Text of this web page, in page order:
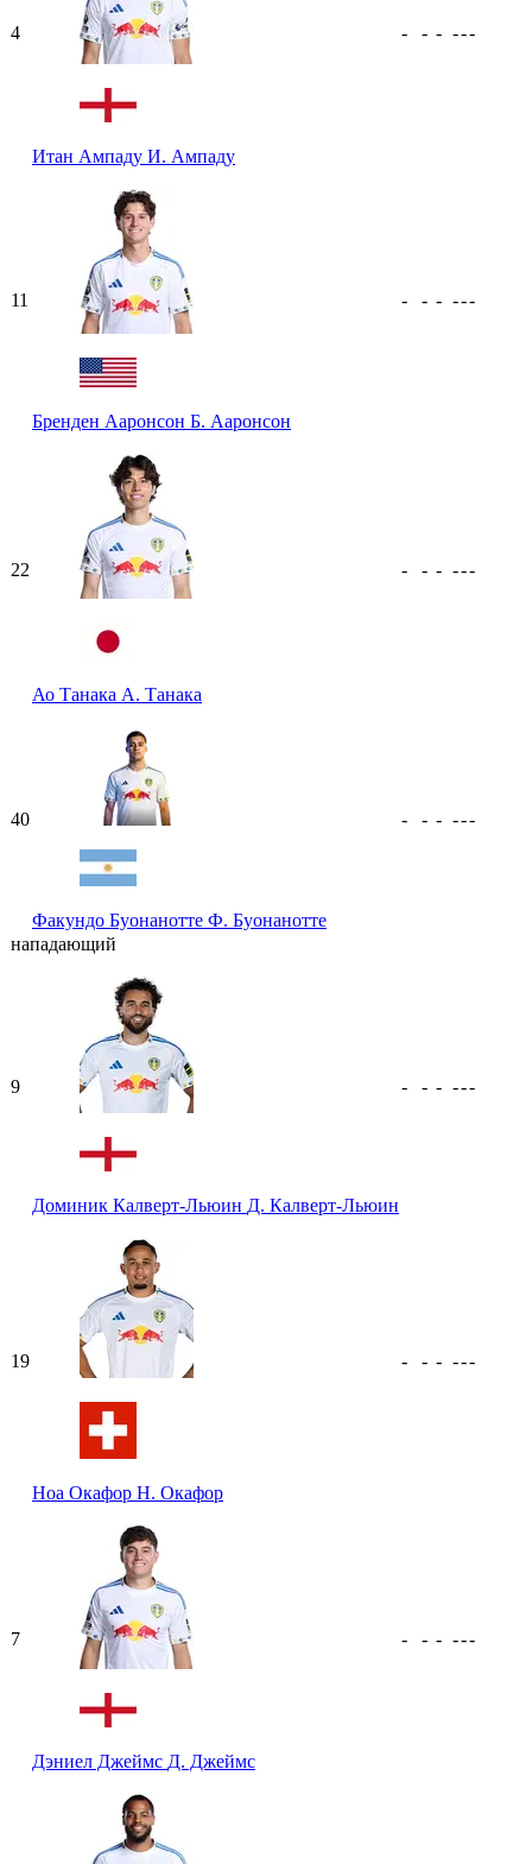
4
Итан Ампаду И. Ампаду
- - - ---
11
Бренден Ааронсон Б. Ааронсон
- - - ---
22
Ао Танака А. Танака
- - - ---
40
Факундо Буонанотте Ф. Буонанотте
- - - ---
нападающий
9
Доминик Калверт-Льюин Д. Калверт-Льюин
- - - ---
19
Ноа Окафор Н. Окафор
- - - ---
7
Дэниел Джеймс Д. Джеймс
- - - ---